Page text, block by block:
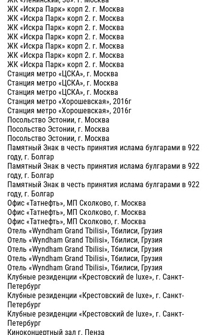
ЖК «Искра Парк» корп 2. г. Москва
ЖК «Искра Парк» корп 2. г. Москва
ЖК «Искра Парк» корп 2. г. Москва
ЖК «Искра Парк» корп 2. г. Москва
ЖК «Искра Парк» корп 2. г. Москва
ЖК «Искра Парк» корп 2. г. Москва
ЖК «Искра Парк» корп 2. г. Москва
Станция метро «ЦСКА», г. Москва
Станция метро «ЦСКА», г. Москва
Станция метро «ЦСКА», г. Москва
Станция метро «Хорошевская», 2016г
Станция метро «Хорошевская», 2016г
Посольство Эстонии, г. Москва
Посольство Эстонии, г. Москва
Посольство Эстонии, г. Москва
Памятный Знак в честь принятия ислама булгарами в 922
году, г. Болгар
Памятный Знак в честь принятия ислама булгарами в 922
году, г. Болгар
Памятный Знак в честь принятия ислама булгарами в 922
году, г. Болгар
Офис «Татнефть», МП Сколково, г. Москва
Офис «Татнефть», МП Сколково, г. Москва
Офис «Татнефть», МП Сколково, г. Москва
Отель «Wyndham Grand Tbilisi», Тбилиси, Грузия
Отель «Wyndham Grand Tbilisi», Тбилиси, Грузия
Отель «Wyndham Grand Tbilisi», Тбилиси, Грузия
Отель «Wyndham Grand Tbilisi», Тбилиси, Грузия
Отель «Wyndham Grand Tbilisi», Тбилиси, Грузия
Клубные резиденции «Крестовский de luxe», г. Санкт-
Петербург
Клубные резиденции «Крестовский de luxe», г. Санкт-
Петербург
Клубные резиденции «Крестовский de luxe», г. Санкт-
Петербург
Киноконцертный зал г. Пенза